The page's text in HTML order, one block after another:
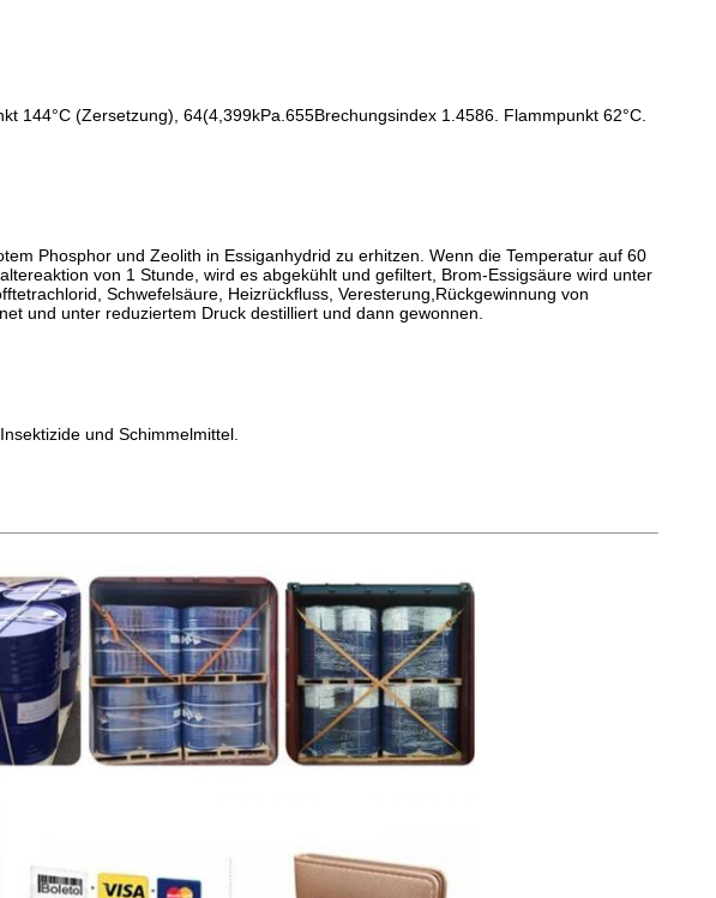
144°C (Zersetzung), 64(4,399kPa.655Brechungsindex 1.4586. Flammpunkt 62°C.
Phosphor und Zeolith in Essiganhydrid zu erhitzen. Wenn die Temperatur auf 60
von 1 Stunde, wird es abgekühlt und gefiltert, Brom-Essigsäure wird unter
Schwefelsäure, Heizrückfluss, Veresterung,Rückgewinnung von
und unter reduziertem Druck destilliert und dann gewonnen.
und Schimmelmittel.